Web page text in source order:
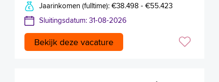
Jaarinkomen (fulltime): €38.498 - €55.423
Sluitingsdatum: 31-08-2026
Bekijk deze vacature